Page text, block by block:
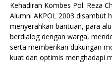
Kehadiran Kombes Pol. Reza
Alumni AKPOL 2003 disambut
menyerahkan bantuan, para
berdialog dengan warga,
serta memberikan dukungan
kuat dan optimis menghadapi